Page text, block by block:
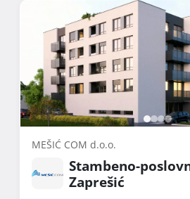
MEŠIĆ COM d.o.o.
Stambeno-
Zaprešić